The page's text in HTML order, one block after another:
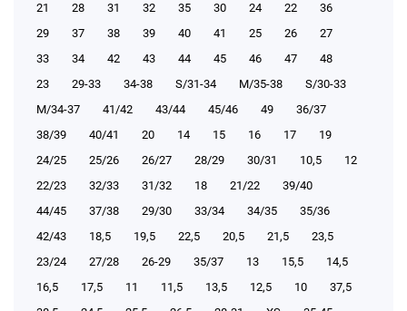
21 28 31 32 35 30 24 22
36
29
37 38 39 40 41 25 26
27
33
34 42 43 44 45 46 47
48
23
29-33 34-38 S/31-34 М/35-38
S/30-33
М/34-37
41/42 43/44 45/46 49
36/37
38/39
40/41 20 14 15 16 17
19
24/25
25/26 26/27 28/29 30/31 10,5
12
22/23
32/33 31/32 18 21/22
39/40
44/45
37/38 29/30 33/34 34/35
35/36
42/43
18,5 19,5 22,5 20,5 21,5
23,5
23/24
27/28 26-29 35/37 13 15,5
14,5
16,5
17,5 11 11,5 13,5 12,5 10
37,5